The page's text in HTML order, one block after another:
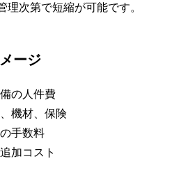
次第で短縮が可能です。
ージ
の人件費
機材、保険
手数料
加コスト